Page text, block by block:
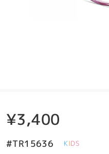
¥3,400
#TR15636 KIDS